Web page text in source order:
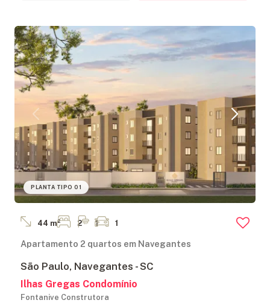
PLANTA TIPO 01
44 m² 2 1 1
Apartamento 2 quartos em Navegantes
São Paulo, Navegantes - SC
Ilhas Gregas Condomínio
Fontanive Construtora